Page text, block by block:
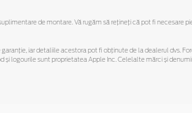
de montare. Vă rugăm să reţineţi că pot fi necesare
iar detaliile acestora pot fi obținute de la dealerul dvs.
logourile sunt proprietatea Apple Inc. Celelalte mărci și